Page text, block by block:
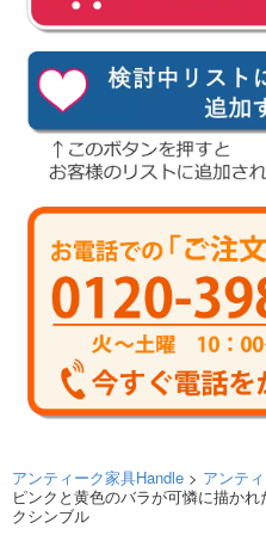
アンティーク家具Handle > アンテ
ピンクと黄色のバラが可憐に描か
クシンブル